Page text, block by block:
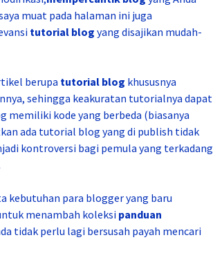
muat pada halaman ini juga
tutorial blog yang disajikan mudah-
berupa tutorial blog khususnya
sehingga keakuratan tutorialnya dapat
kode yang berbeda (biasanya
ada tutorial blog yang di publish tidak
kontroversi bagi pemula yang terkadang
kebutuhan para blogger yang baru
menambah koleksipanduan
tidak perlu lagi bersusah payah mencari